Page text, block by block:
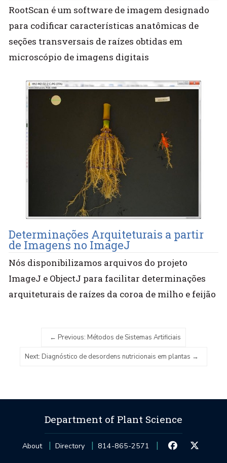
RootScan é um software de imagem designado
para codificar características anatômicas de
seções transversais de raízes obtidas em
microscópio de imagens digitais
Determinações Arquiteturais a partir
de Imagens no ImageJ
Nós disponibilizamos arquivos do projeto
ImageJ e ObjectJ para facilitar determinações
arquiteturais de raízes da coroa de milho e feijão
Previous: Métodos de Sistemas Artificiais
Next: Diagnóstico de desordens nutricionais em plantas
Department of Plant Science
About Directory 814-865-2571